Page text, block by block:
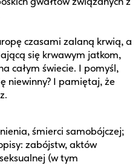
czasami zalaną krwią, a
się krwawym jatkom,
całym świecie. I pomyśl,
niewinny? I pamiętaj, że
śmierci samobójczej;
zabójstw, aktów
(w tym